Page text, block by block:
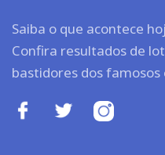
Saiba o que acontece
Confira resultados de
bastidores dos famosos